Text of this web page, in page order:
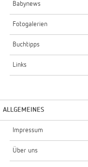
Babynews
Fotogalerien
Buchtipps
Links
ALLGEMEINES
Impressum
Über uns